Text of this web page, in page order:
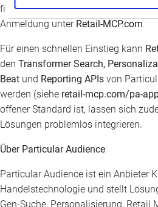
finden weitere Informationen und
Anmeldung unter Retail-MCP.com.
Für einen schnellen Einstieg kann
den Transformer Search,
Beat und Reporting APIs von
werden (siehe retail-mcp.com/pa-
offener Standard ist, lassen sich
Lösungen problemlos integrieren.
Über Particular Audience
Particular Audience ist ein Anbieter
Handelstechnologie und stellt
Gen-Suche, Personalisierung, Retail